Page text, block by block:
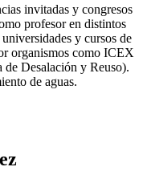
invitadas y congresos
profesor en distintos
y cursos de
organismos como ICEX
Desalación y Reuso).
de aguas.